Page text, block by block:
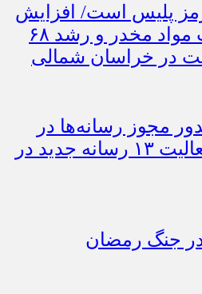
پلیس است/ افزایش
۴۳ درصدی کشفیات مواد مخدر و رشد ۶۸
در خراسان شمالی
صدور مجوز رسانه‌ها در
خراسان شمالی / فعالیت ۱۳ رسانه جدید در
جنگ رمضان